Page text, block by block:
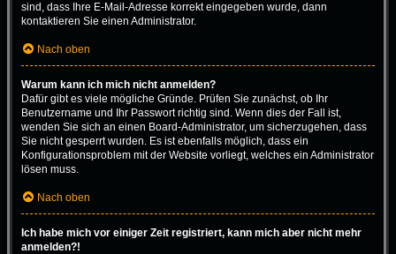
sind, dass Ihre E-Mail-Adresse korrekt eingegeben wurde, dann
kontaktieren Sie einen Administrator.
Nach oben
Warum kann ich mich nicht anmelden?
Dafür gibt es viele mögliche Gründe. Prüfen Sie zunächst, ob Ihr
Benutzername und Ihr Passwort richtig sind. Wenn dies der Fall ist,
wenden Sie sich an einen Board-Administrator, um sicherzugehen, dass
Sie nicht gesperrt wurden. Es ist ebenfalls möglich, dass ein
Konfigurationsproblem mit der Website vorliegt, welches ein Administrator
lösen muss.
Nach oben
Ich habe mich vor einiger Zeit registriert, kann mich aber nicht mehr
anmelden?!